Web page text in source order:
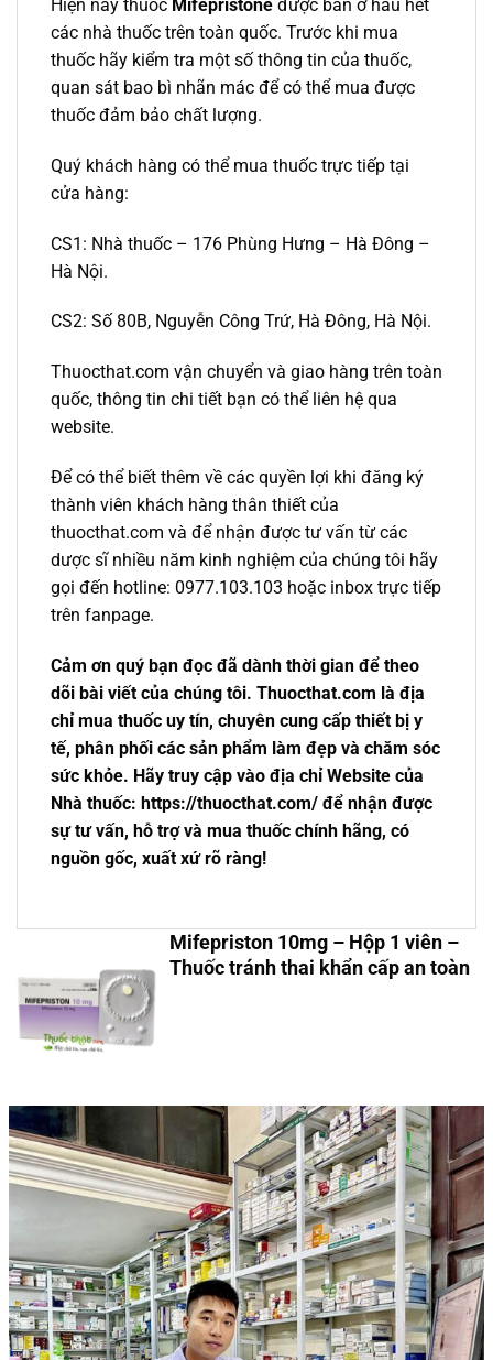
Hiện nay thuốc Mifepristone được bán ở hầu hết
các nhà thuốc trên toàn quốc. Trước khi mua
thuốc hãy kiểm tra một số thông tin của thuốc,
quan sát bao bì nhãn mác để có thể mua được
thuốc đảm bảo chất lượng.
Quý khách hàng có thể mua thuốc trực tiếp tại
cửa hàng:
CS1: Nhà thuốc – 176 Phùng Hưng – Hà Đông –
Hà Nội.
CS2: Số 80B, Nguyễn Công Trứ, Hà Đông, Hà Nội.
Thuocthat.com vận chuyển và giao hàng trên toàn
quốc, thông tin chi tiết bạn có thể liên hệ qua
website.
Để có thể biết thêm về các quyền lợi khi đăng ký
thành viên khách hàng thân thiết của
thuocthat.com và để nhận được tư vấn từ các
dược sĩ nhiều năm kinh nghiệm của chúng tôi hãy
gọi đến hotline: 0977.103.103 hoặc inbox trực tiếp
trên fanpage.
Cảm ơn quý bạn đọc đã dành thời gian để theo
dõi bài viết của chúng tôi. Thuocthat.com là địa
chỉ mua thuốc uy tín, chuyên cung cấp thiết bị y
tế, phân phối các sản phẩm làm đẹp và chăm sóc
sức khỏe. Hãy truy cập vào địa chỉ Website của
Nhà thuốc: https://thuocthat.com/ để nhận được
sự tư vấn, hỗ trợ và mua thuốc chính hãng, có
nguồn gốc, xuất xứ rõ ràng!
Mifepriston 10mg – Hộp 1 viên –
Thuốc tránh thai khẩn cấp an toàn